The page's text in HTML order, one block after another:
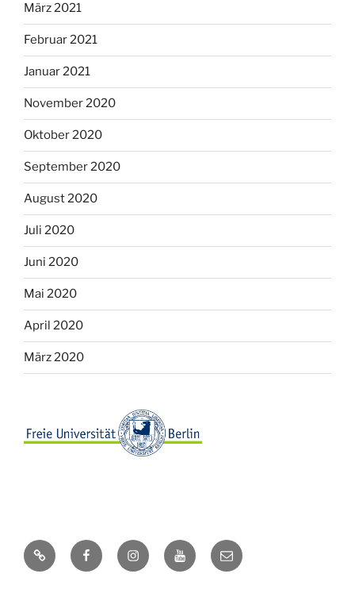
März 2021
Februar 2021
Januar 2021
November 2020
Oktober 2020
September 2020
August 2020
Juli 2020
Juni 2020
Mai 2020
April 2020
März 2020
WebseiteFacebookInstagramYoutubeE-
Mail